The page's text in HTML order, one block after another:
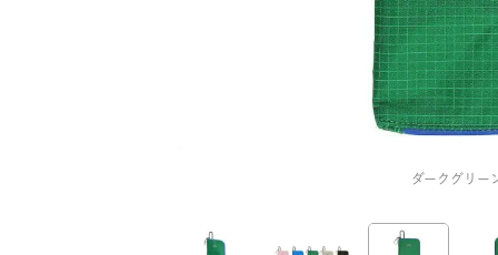
ダークグリー